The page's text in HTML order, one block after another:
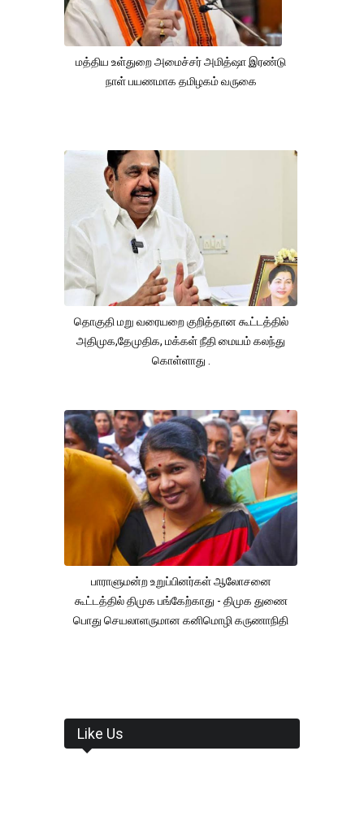
மத்திய உள்துறை அமைச்சர் அமித்ஷா இரண்டு
நாள் பயணமாக தமிழகம் வருகை
தொகுதி மறு வரையறை குறித்தான கூட்டத்தில்
அதிமுக,தேமுதிக, மக்கள் நீதி மையம் கலந்து
கொள்ளாது .
பாராளுமன்ற உறுப்பினர்கள் ஆலோசனை
கூட்டத்தில் திமுக பங்கேற்காது - திமுக துணை
பொது செயலாளருமான கனிமொழி கருணாநிதி
Like Us